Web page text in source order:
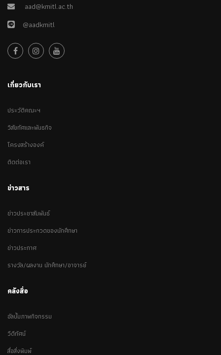
aad@kmitl.ac.th
@aadkmitl
เกี่ยวกับเรา
ประวัติคณะฯ
วิสัยทัศและพันธกิจ
โครงสร้างองค์
ติดต่อเรา
ข่าวสาร
ข่าวประชาสัมพันธ์
ข่าวการประกวดของนักศึกษา
ข่าวประกาศ
รางวัล/ผลงาน นักศึกษา/อาจารย์
คลังสื่อ
อัลบั้มภาพกิจกรรม
วีดีทัศน์
สื่อสิ่งพิมพ์